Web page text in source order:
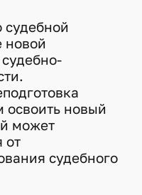
судебной
новой
освоить новый
может
от
судебного